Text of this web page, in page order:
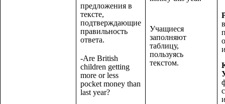
предложения в
тексте,
подтверждающие
правильность
ответа.
-Are British
children getting
more or less
pocket money than
last year?
Учащиеся
заполняют
таблицу,
пользуясь
текстом.